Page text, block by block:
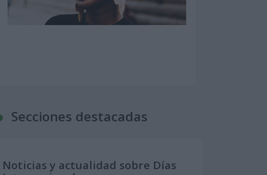
Secciones destacadas
Noticias y actualidad sobre Días